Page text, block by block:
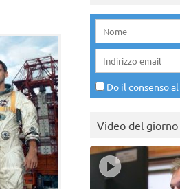
Do il consenso
Video del giorno